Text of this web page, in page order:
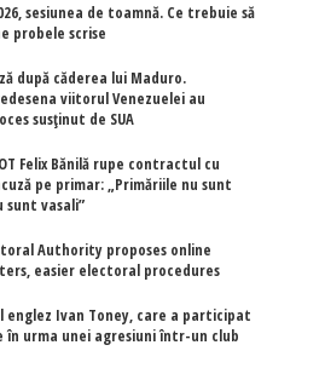
sesiunea de toamnă. Ce trebuie să
probele scrise
după căderea lui Maduro.
viitorul Venezuelei au
susținut de SUA
Felix Bănilă rupe contractul cu
pe primar: „Primăriile nu sunt
sunt vasali”
Authority proposes online
easier electoral procedures
Ivan Toney, care a participat
în urma unei agresiuni într-un club